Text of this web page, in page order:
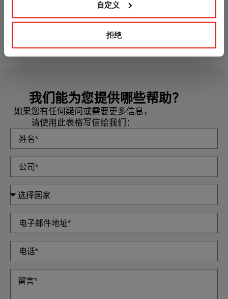
自定义
拒绝
亚特兰蒂斯 C3-H 涂层的水泥螺栓. ETA 1级认
证，沉头
证
我们能为您提供哪些帮助？
如果您有任何疑问或需要更多信息，
请使用此表格写信给我们：